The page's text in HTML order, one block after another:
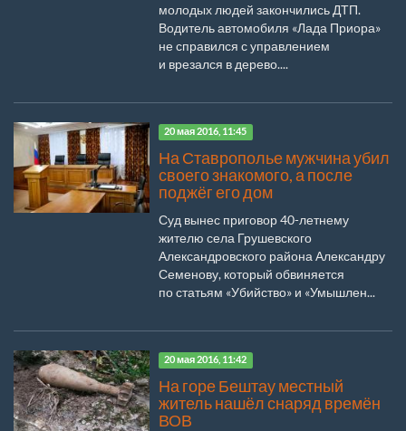
молодых людей закончились ДТП.
Водитель автомобиля «Лада Приора»
не справился с управлением
и врезался в дерево....
20 мая 2016, 11:45
На Ставрополье мужчина убил
своего знакомого, а после
поджёг его дом
Суд вынес приговор 40-летнему
жителю села Грушевского
Александровского района Александру
Семенову, который обвиняется
по статьям «Убийство» и «Умышлен...
20 мая 2016, 11:42
На горе Бештау местный
житель нашёл снаряд времён
ВОВ